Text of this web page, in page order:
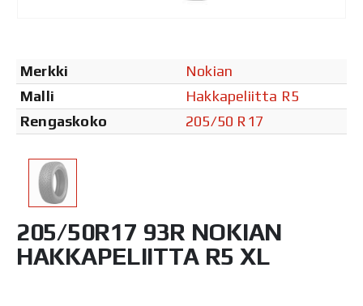
Merkki
Nokian
Malli
Hakkapeliitta R5
Rengaskoko
205/50 R17
205/50R17 93R NOKIAN
HAKKAPELIITTA R5 XL